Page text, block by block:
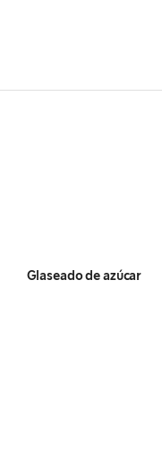
Glaseado de azúcar